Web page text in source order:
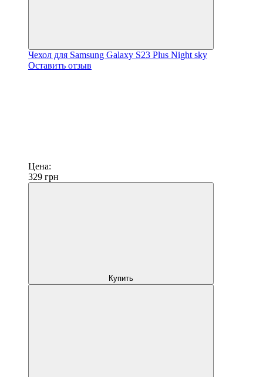
Чехол для Samsung Galaxy S23 Plus Night sky
Оставить отзыв
Цена:
329 грн
Купить